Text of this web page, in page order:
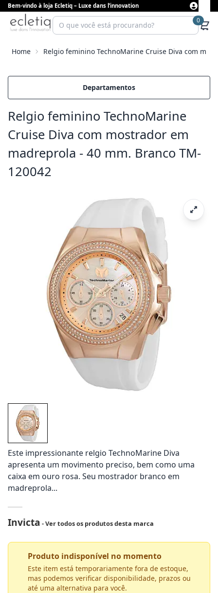
Bem-vindo à loja Ecletiq – Luxe dans l’innovation
0
Home Relgio feminino TechnoMarine Cruise Diva com
Departamentos
Relgio feminino TechnoMarine
Cruise Diva com mostrador em
madreprola - 40 mm. Branco TM-
120042
Este impressionante relgio TechnoMarine Diva
apresenta um movimento preciso, bem como uma
caixa em ouro rosa. Seu mostrador branco em
madreprola...
Invicta - Ver todos os produtos desta marca
Produto indisponível no momento
Este item está temporariamente fora de estoque,
mas podemos verificar disponibilidade, prazos ou
até uma alternativa para você.